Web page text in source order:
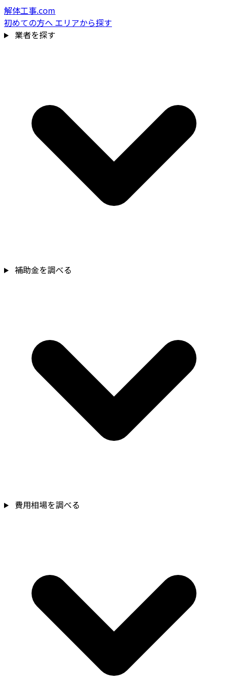
解体工事.com
初めての方へ エリアから探す
業者を探す
補助金を調べる
費用相場を調べる